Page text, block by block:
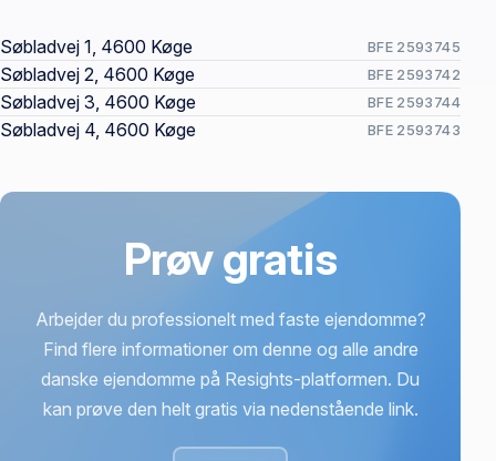
Offentlige ejendomssider
Søbladvej 1, 4600 Køge BFE 2593745
Søbladvej 2, 4600 Køge BFE 2593742
Søbladvej 3, 4600 Køge BFE 2593744
Søbladvej 4, 4600 Køge BFE 2593743
Prøv gratis
Arbejder du professionelt med faste ejendomme?
Find flere informationer om denne og alle andre
danske ejendomme på Resights-platformen. Du
kan prøve den helt gratis via nedenstående link.